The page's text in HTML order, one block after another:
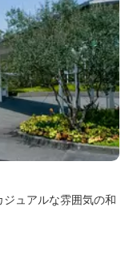
ュアルな雰囲気の和